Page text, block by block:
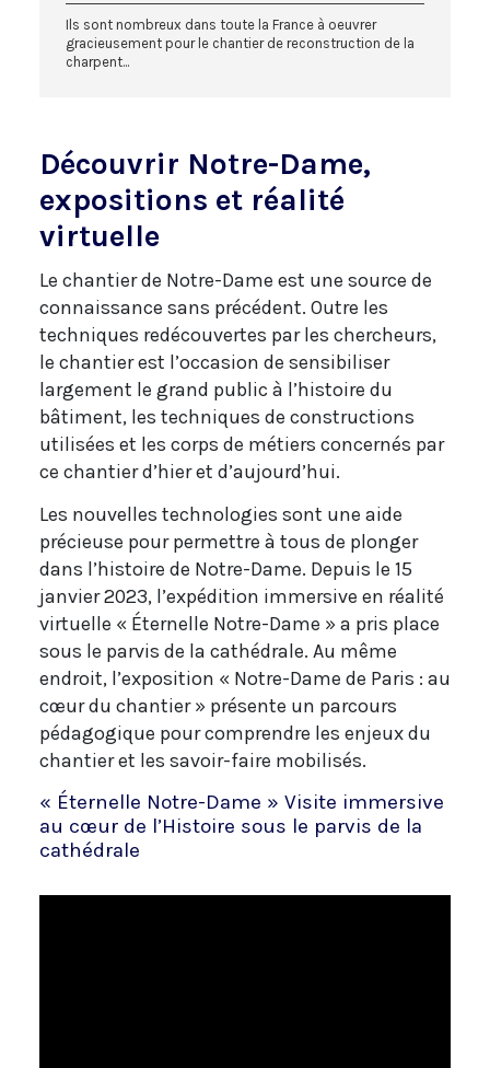
Ils sont nombreux dans toute la France à oeuvrer
gracieusement pour le chantier de reconstruction de la
charpent...
Découvrir Notre-Dame,
expositions et réalité
virtuelle
Le chantier de Notre-Dame est une source de
connaissance sans précédent. Outre les
techniques redécouvertes par les chercheurs,
le chantier est l’occasion de sensibiliser
largement le grand public à l’histoire du
bâtiment, les techniques de constructions
utilisées et les corps de métiers concernés par
ce chantier d’hier et d’aujourd’hui.
Les nouvelles technologies sont une aide
précieuse pour permettre à tous de plonger
dans l’histoire de Notre-Dame. Depuis le 15
janvier 2023, l’expédition immersive en réalité
virtuelle « Éternelle Notre-Dame » a pris place
sous le parvis de la cathédrale. Au même
endroit, l’exposition « Notre-Dame de Paris : au
cœur du chantier » présente un parcours
pédagogique pour comprendre les enjeux du
chantier et les savoir-faire mobilisés.
« Éternelle Notre-Dame » Visite immersive
au cœur de l’Histoire sous le parvis de la
cathédrale